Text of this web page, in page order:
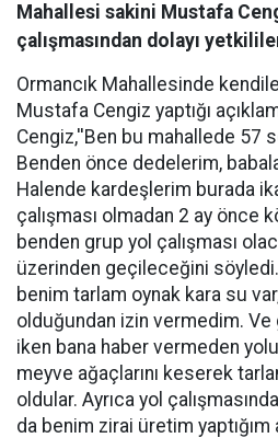
Mahallesi sakini Mustafa
çalışmasından dolayı
Ormancık Mahallesinde
Mustafa Cengiz yaptığı
Cengiz,''Ben bu mahallede 57
Benden önce dedelerim,
Halende kardeşlerim burada
çalışması olmadan 2 ay önce
benden grup yol çalışması
üzerinden geçileceğini
benim tarlam oynak kara su
olduğundan izin vermedim.
iken bana haber vermeden
meyve ağaçlarını keserek
oldular. Ayrıca yol
da benim zirai üretim yaptığım